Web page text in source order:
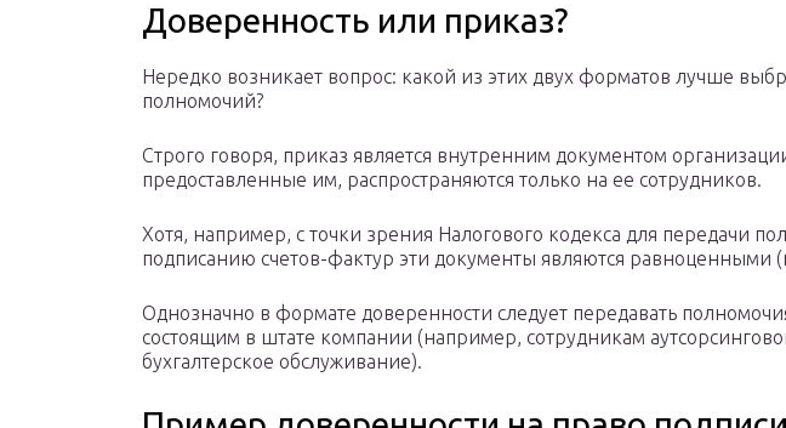
Доверенность или приказ?
Нередко возникает вопрос: какой из этих двух форматов лучше
полномочий?
Строго говоря, приказ является внутренним документом
предоставленные им, распространяются только на ее сотрудников.
Хотя, например, с точки зрения Налогового кодекса для передачи
подписанию счетов-фактур эти документы являются равноценными
Однозначно в формате доверенности следует передавать
состоящим в штате компании (например, сотрудникам
бухгалтерское обслуживание).